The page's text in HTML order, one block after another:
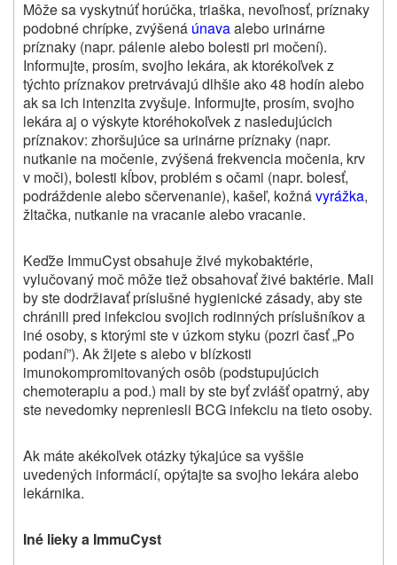
Môže sa vyskytnúť horúčka, triaška, nevoľnosť, príznaky
podobné chrípke, zvýšená únavaalebo urinárne
príznaky (napr. pálenie alebo bolesti pri močení).
Informujte, prosím, svojho lekára, ak ktorékoľvek z
týchto príznakov pretrvávajú dlhšie ako 48 hodín alebo
ak sa ich intenzita zvyšuje. Informujte, prosím, svojho
lekára aj o výskyte ktoréhokoľvek z nasledujúcich
príznakov: zhoršujúce sa urinárne príznaky (napr.
nutkanie na močenie, zvýšená frekvencia močenia, krv
v moči), bolesti kĺbov, problém s očami (napr. bolesť,
podráždenie alebo sčervenanie), kašeľ, kožnávyrážka,
žltačka, nutkanie na vracanie alebo vracanie.
Keďže ImmuCyst obsahuje živé mykobaktérie,
vylučovaný moč môže tiež obsahovať živé baktérie. Mali
by ste dodržiavať príslušné hygienické zásady, aby ste
chránili pred infekciou svojich rodinných príslušníkov a
iné osoby, s ktorými ste v úzkom styku (pozri časť „Po
podaní”). Ak žijete s alebo v blízkosti
imunokompromitovaných osôb (podstupujúcich
chemoterapiu a pod.) mali by ste byť zvlášť opatrný, aby
ste nevedomky nepreniesli BCG infekciu na tieto osoby.
Ak máte akékoľvek otázky týkajúce sa vyššie
uvedených informácií, opýtajte sa svojho lekára alebo
lekárnika.
Iné lieky a ImmuCyst